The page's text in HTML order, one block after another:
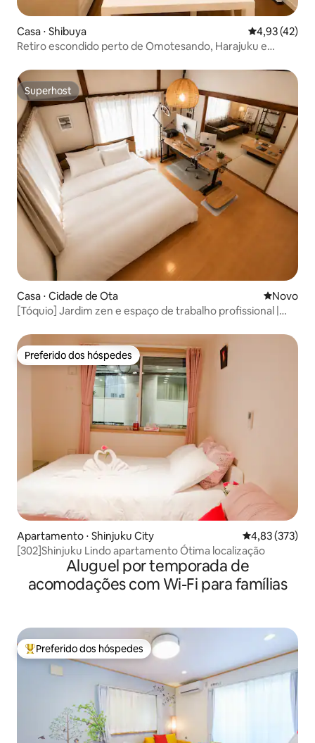
Casa ⋅ Shibuya 4,93 de uma
4,93 (42)
Retiro escondido perto de Omotesando, Harajuku e
Superhost
Superhost
Casa ⋅ Cidade de Ota Novo
Novo
[Tóquio] Jardim zen e espaço de trabalho profissional |
Preferido dos hóspedes
Preferido dos hóspedes
Apartamento ⋅ Shinjuku City 4,83 de uma
4,83 (373)
[302]Shinjuku Lindo apartamento Ótima localização
Aluguel por temporada de
acomodações com Wi-Fi para famílias
Entre os melhores preferidos dos hóspedes
Preferido dos hóspedes